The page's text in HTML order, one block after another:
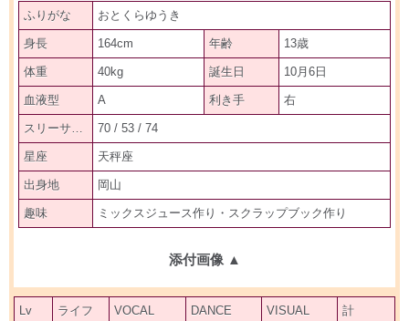
ふりがな おとくらゆうき
身長 164cm 年齢 13歳
体重 40kg 誕生日 10月6日
血液型 A 利き手 右
70 / 53 / 74
星座 天秤座
出身地 岡山
趣味 ミックスジュース作り・スクラップブック作り
添付画像 ▲
Lv ライフ VOCAL DANCE VISUAL 計